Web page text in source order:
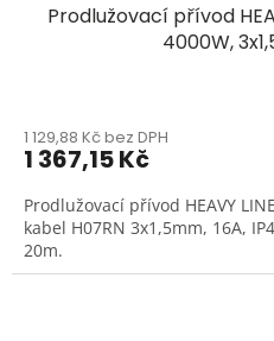
Prodlužovací přívod
4000W,
1 129,88 Kč bez DPH
1 367,15 Kč
Prodlužovací přívod HEAVY
kabel H07RN 3x1,5mm, 16A,
20m.